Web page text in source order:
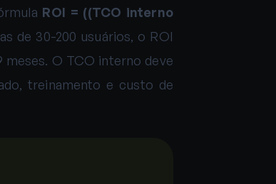
ROI = ((TCO interno
de 30-200 usuários, o ROI
O TCO interno deve
treinamento e custo de